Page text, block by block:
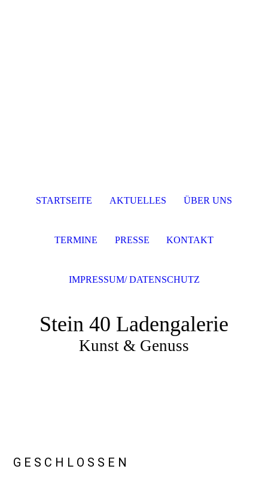
Stein 40 Ladengalerie
Kunst & Genuss
G E S C H L O S S E N
STARTSEITE AKTUELLES ÜBER UNS
TERMINE PRESSE KONTAKT
IMPRESSUM/ DATENSCHUTZ